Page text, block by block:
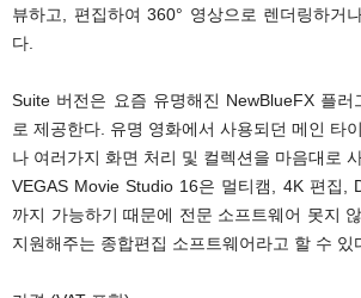
뷰하고, 편집하여 360° 영상으로 렌더링하거
다.
Suite 버전은 요즘 유명해진 NewBlueFX 플러
로 제공한다. 유명 영화에서 사용되던 메인 타
나 여러가지 화면 처리 및 컬렉션을 마음대로
VEGAS Movie Studio 16은 멀티캠, 4K 편집,
까지 가능하기 때문에 전문 소프트웨어 못지
지원해주는 종합편집 소프트웨어라고 할 수 있